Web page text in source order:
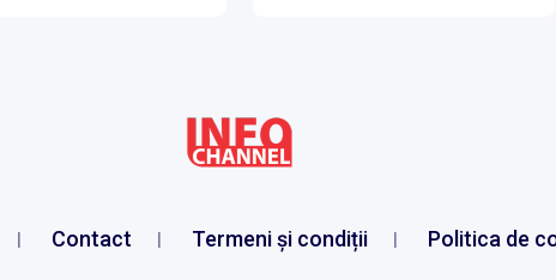
Contact Termeni și condiții Politica de